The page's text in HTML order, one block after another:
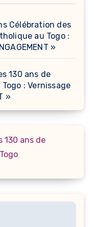
Célébration des
au Togo :
»
130 ans de
: Vernissage
»
130 ans de